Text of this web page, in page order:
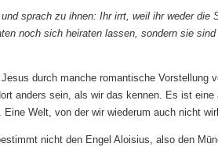
sprach zu ihnen: Ihr irrt, weil ihr weder
noch sich heiraten lassen, sondern sie
durch manche romantische Vorstellung
anders sein, als wir das kennen. Es ist
Eine Welt, von der wir wiederum auch nicht
nicht den Engel Aloisius, also den